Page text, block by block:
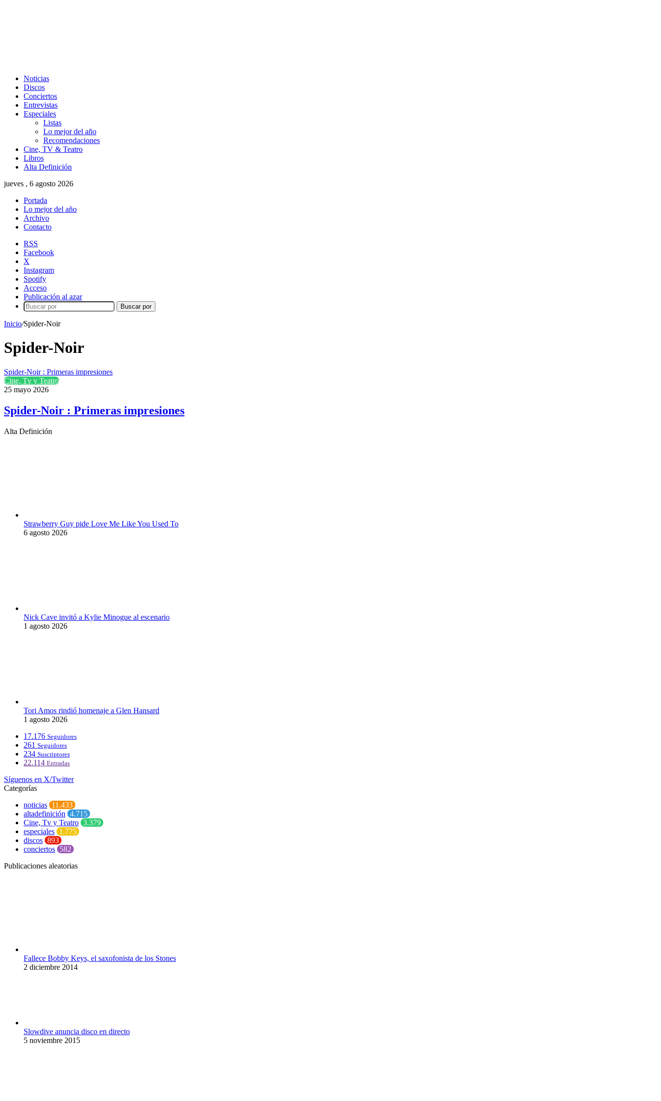
Noticias
Discos
Conciertos
Entrevistas
Especiales
Listas
Lo mejor del año
Recomendaciones
Cine, TV & Teatro
Libros
Alta Definición
jueves , 6 agosto 2026
Portada
Lo mejor del año
Archivo
Contacto
RSS
Facebook
X
Instagram
Spotify
Acceso
Publicación al azar
Buscar por
Inicio/Spider-Noir
Spider-Noir
Spider-Noir : Primeras impresiones
Cine, Tv y Teatro
25 mayo 2026
Spider-Noir : Primeras impresiones
Alta Definición
Strawberry Guy pide Love Me Like You Used To
6 agosto 2026
Nick Cave invitó a Kylie Minogue al escenario
1 agosto 2026
Tori Amos rindió homenaje a Glen Hansard
1 agosto 2026
17.176 Seguidores
261 Seguidores
234 Suscriptores
22.114 Entradas
Síguenos en X/Twitter
Categorías
noticias 11.433
altadefinición 4.715
Cine, Tv y Teatro 3.379
especiales 1.775
discos 893
conciertos 582
Publicaciones aleatorias
Fallece Bobby Keys, el saxofonista de los Stones
2 diciembre 2014
Slowdive anuncia disco en directo
5 noviembre 2015